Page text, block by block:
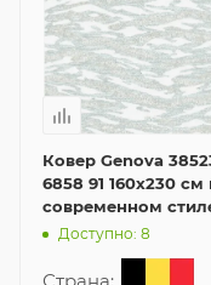
Ковер Genova
6858 91 160x230 см
современном
Доступно: 8